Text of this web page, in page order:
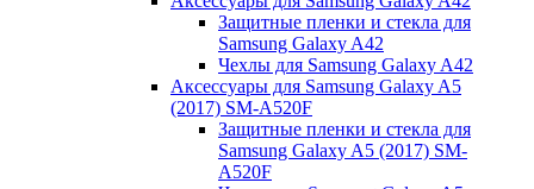
Защитные пленки и стекла для
Samsung Galaxy A42
Чехлы для Samsung Galaxy A42
Аксессуары для Samsung Galaxy A5
(2017) SM-A520F
Защитные пленки и стекла для
Samsung Galaxy A5 (2017) SM-
A520F